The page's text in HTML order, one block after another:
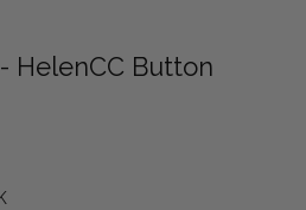
HelenCC Button